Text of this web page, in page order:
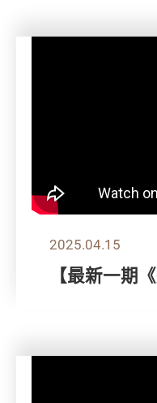
2025.04.15
【最新一期